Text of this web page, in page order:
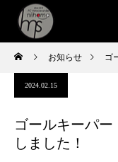
お知らせ ゴ
2024.02.15
ゴールキーパ
しました！